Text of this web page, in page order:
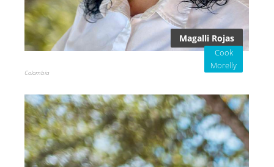
Magalli Rojas
Cook
Morelly
Colombia